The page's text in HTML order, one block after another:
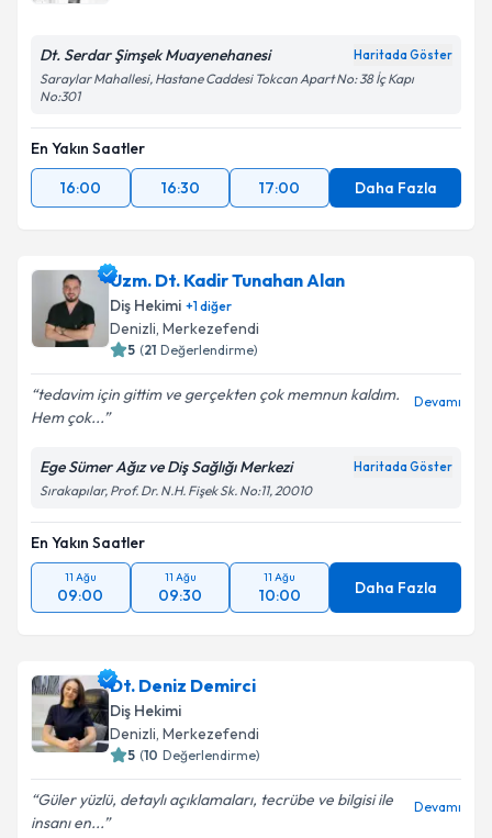
Dt. Serdar Şimşek Muayenehanesi Haritada Göster
Saraylar Mahallesi, Hastane Caddesi Tokcan Apart No: 38 İç Kapı
No:301
En Yakın Saatler
16:00
16:30 17:00 Daha Fazla
Uzm. Dt. Kadir Tunahan Alan
Diş Hekimi +1diğer
Denizli, Merkezefendi
5 (21 Değerlendirme)
tedavim için gittim ve gerçekten çok memnun kaldım.
Hem çok...
Devamı
Ege Sümer Ağız ve Diş Sağlığı Merkezi Haritada Göster
Sırakapılar, Prof. Dr. N.H. Fişek Sk. No:11, 20010
En Yakın Saatler
11 Ağu
09:00
11 Ağu
09:30
11 Ağu
10:00 Daha Fazla
Dt. Deniz Demirci
Diş Hekimi
Denizli, Merkezefendi
5 (10 Değerlendirme)
Güler yüzlü, detaylı açıklamaları, tecrübe ve bilgisi ile
insanı en...
Devamı